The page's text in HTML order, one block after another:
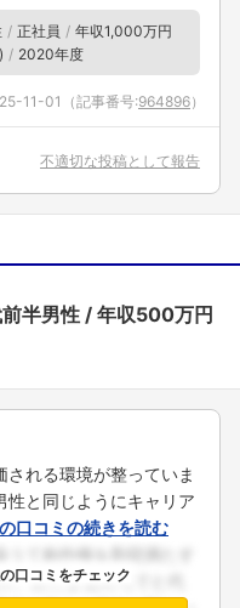
正社員
年収1,000万円
2020年度
11-01 （記事番号:964896）
不適切な投稿として報告
半男性
年収500万円
れる環境が整っていま
性と同じようにキャリア
口コミの続きを読む
口コミをチェック